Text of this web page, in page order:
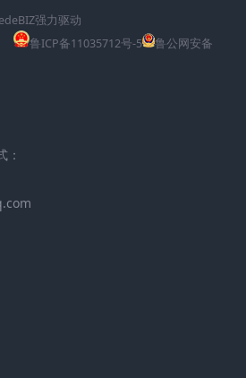
强力驱动
鲁ICP备11035712号-5
鲁公网安备
：